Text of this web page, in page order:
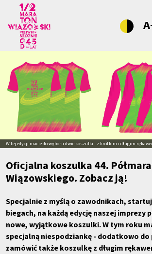
W tej edycji macie do wyboru dwie koszulki - z krótkim i długim
Oficjalna koszulka 44.
Wiązowskiego. Zobacz ją!
Specjalnie z myślą o zawodnikach,
biegach, na każdą edycję naszej imprezy
nowe, wyjątkowe koszulki. W tym roku
specjalną niespodziankę - dodatkowo
zamówić także koszulkę z długim